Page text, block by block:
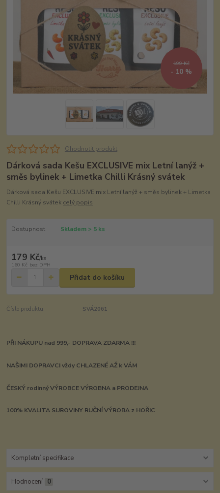
199 Kč
- 10 %
Ohodnotit produkt
Dárková sada Kešu EXCLUSIVE mix Letní lanýž +
směs bylinek + Limetka Chilli Krásný svátek
Dárková sada Kešu EXCLUSIVE mix Letní lanýž + směs bylinek + Limetka
Chilli Krásný svátek celý popis
Dostupnost Skladem > 5 ks
179 Kč/ks
160 Kč bez DPH
Přidat do košíku
Číslo produktu: SVÁ2061
PŘI NÁKUPU nad 999,- DOPRAVA ZDARMA !!!
NAŠIMI DOPRAVCI vždy CHLAZENÉ AŽ k VÁM
ČESKÝ rodinný VÝROBCE VÝROBNA a PRODEJNA
100% KVALITA SUROVINY RUČNÍ VÝROBA z HOŘIC
Kompletní specifikace
Hodnocení 0